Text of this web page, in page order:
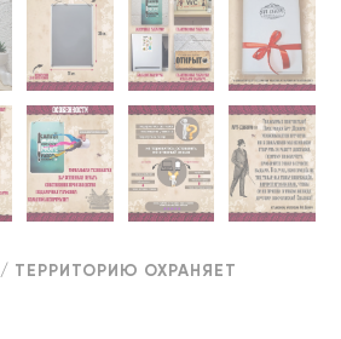
/ ТЕРРИТОРИЮ ОХРАНЯЕТ